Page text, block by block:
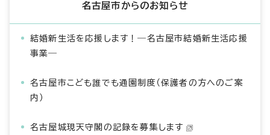
名古屋市からのお知らせ
結婚新生活を応援します！―名古屋市結婚新生活応援
事業―
名古屋市こども誰でも通園制度（保護者の方へのご案
内）
名古屋城現天守閣の記録を募集します